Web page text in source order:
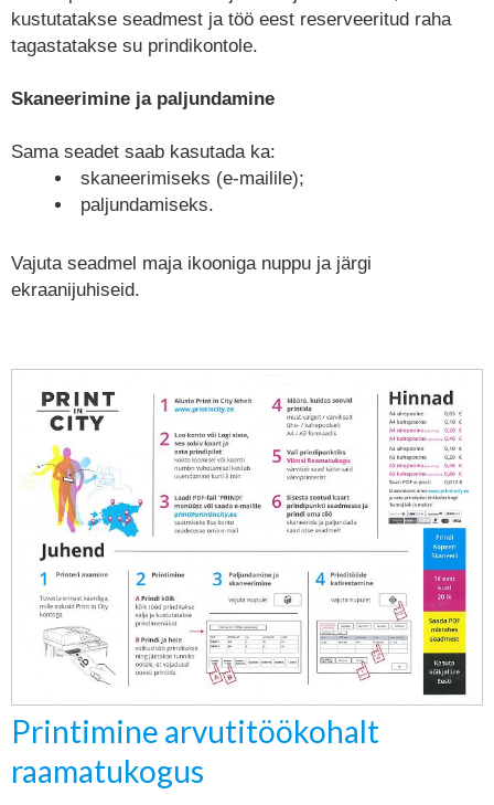
kustutatakse seadmest ja töö eest reserveeritud raha
tagastatakse su prindikontole.
Skaneerimine ja paljundamine
Sama seadet saab kasutada ka:
skaneerimiseks (e-mailile);
paljundamiseks.
Vajuta seadmel maja ikooniga nuppu ja järgi
ekraanijuhiseid.
Printimine arvutitöökohalt
raamatukogus